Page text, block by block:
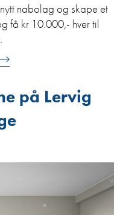
nabolag og skape et
få kr 10.000,- hver til
på Lervig